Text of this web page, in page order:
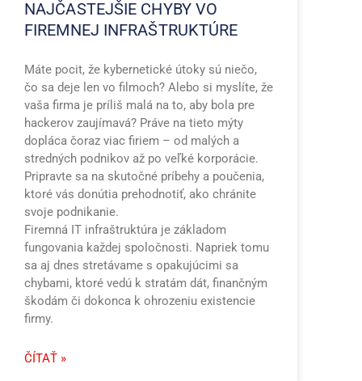
NAJČASTEJŠIE CHYBY VO
FIREMNEJ INFRAŠTRUKTÚRE
Máte pocit, že kybernetické útoky sú niečo,
čo sa deje len vo filmoch? Alebo si myslíte, že
vaša firma je príliš malá na to, aby bola pre
hackerov zaujímavá? Práve na tieto mýty
dopláca čoraz viac firiem – od malých a
stredných podnikov až po veľké korporácie.
Pripravte sa na skutočné príbehy a poučenia,
ktoré vás donútia prehodnotiť, ako chránite
svoje podnikanie.
Firemná IT infraštruktúra je základom
fungovania každej spoločnosti. Napriek tomu
sa aj dnes stretávame s opakujúcimi sa
chybami, ktoré vedú k stratám dát, finančným
škodám či dokonca k ohrozeniu existencie
firmy.
ČÍTAŤ »